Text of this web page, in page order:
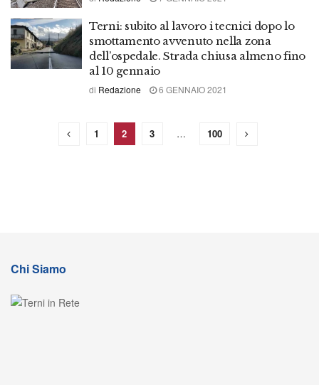
Terni: subito al lavoro i tecnici dopo lo
smottamento avvenuto nella zona
dell’ospedale. Strada chiusa almeno fino
al 10 gennaio
di Redazione 6 GENNAIO 2021
1 2 3 … 100
Chi Siamo